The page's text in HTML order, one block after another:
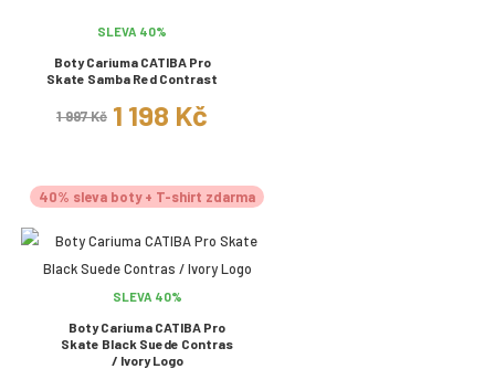
SLEVA 40%
Boty Cariuma CATIBA Pro
Skate Samba Red Contrast
1 997 Kč 1 198 Kč
40% sleva boty + T-shirt zdarma
SLEVA 40%
Boty Cariuma CATIBA Pro
Skate Black Suede Contras
/ Ivory Logo